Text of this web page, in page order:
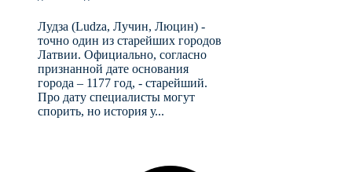
Лудза (Ludza, Лучин, Люцин) -
точно один из старейших городов
Латвии. Официально, согласно
признанной дате основания
города – 1177 год, - старейший.
Про дату специалисты могут
спорить, но история у...